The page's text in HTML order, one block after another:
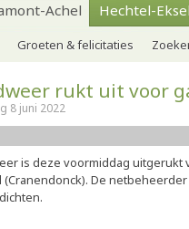
Achel Hechtel-
Groeten & felicitaties
rukt uit voor
8 juni 2022
is deze voormiddag uitgerukt
(Cranendonck). De